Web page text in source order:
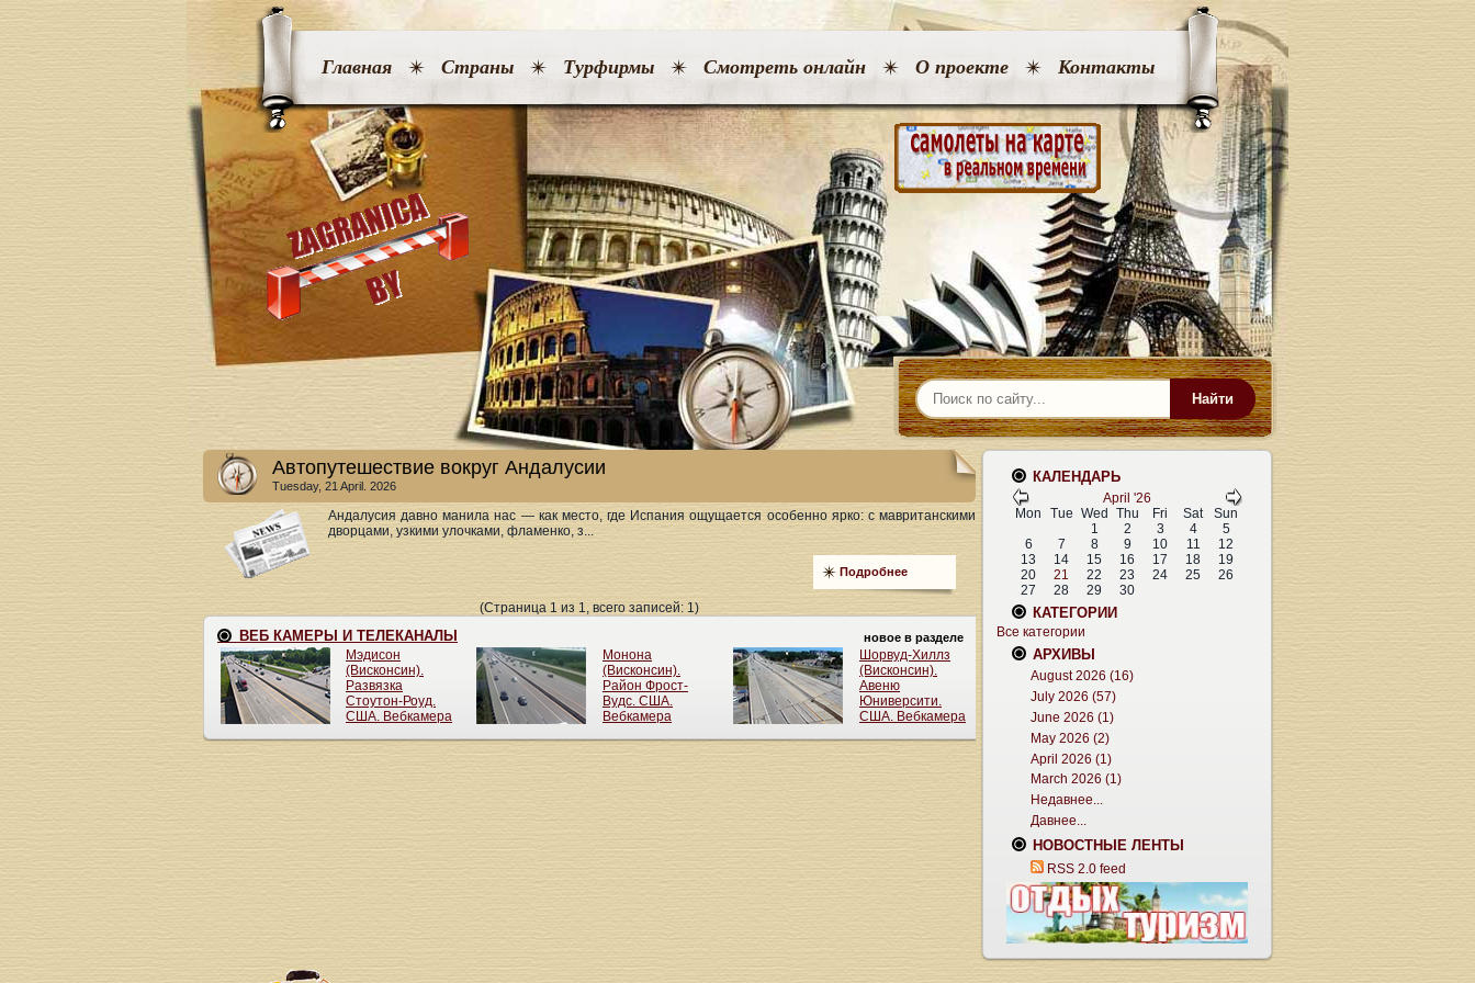
Главная Страны Турфирмы Смотреть онлайн О проекте Контакты
Найти
Автопутешествие вокруг Андалусии
Tuesday, 21 April. 2026
Андалусия давно манила нас — как место, где Испания ощущается особенно ярко: с мавританскими
дворцами, узкими улочками, фламенко, з...
Подробнее
(Страница 1 из 1, всего записей: 1)
КАЛЕНДАРЬ
April '26
Mon
Tue Wed Thu Fri Sat
Sun
1
2 3 4
5
6
7 8 9 10 11
12
13
14 15 16 17 18
19
20
21 22 23 24 25
26
27
28 29 30
КАТЕГОРИИ
Все категории
АРХИВЫ
August 2026 (16)
July 2026 (57)
June 2026 (1)
May 2026 (2)
April 2026 (1)
March 2026 (1)
Недавнее...
Давнее...
НОВОСТНЫЕ ЛЕНТЫ
RSS 2.0 feed